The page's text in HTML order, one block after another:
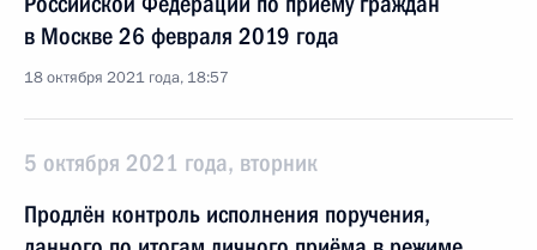
в Москве 26 февраля 2019 года
18 октября 2021 года, 18:57
5 октября 2021 года, вторник
Продлён контроль исполнения поручения,